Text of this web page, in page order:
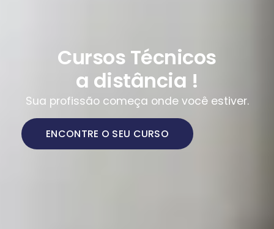
Cursos Técnicos
a distância !
Sua profissão começa onde você estiver.
ENCONTRE O SEU CURSO